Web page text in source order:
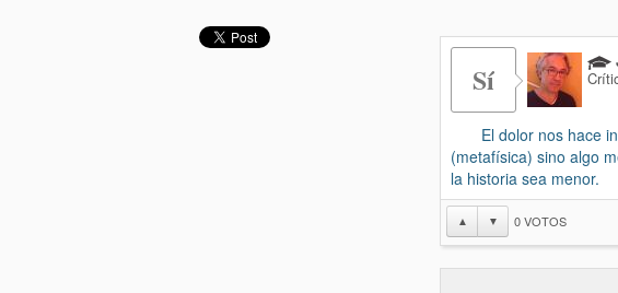
Sí
El dolor nos hace
(metafísica) sino algo
la historia sea menor.
▲ ▼ 0VOTOS